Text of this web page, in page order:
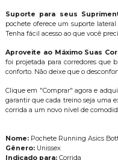
Suporte para seus
pochete oferece um suporte
Tenha fácil acesso ao que você
Aproveite ao Máximo Suas
foi projetada para corredores que
conforto. Não deixe que o
Clique em "Comprar" agora e
garantir que cada treino seja uma
corrida a um novo nível de
Nome: Pochete Running Asics
Gênero: Unissex
Indicado para: Corrida